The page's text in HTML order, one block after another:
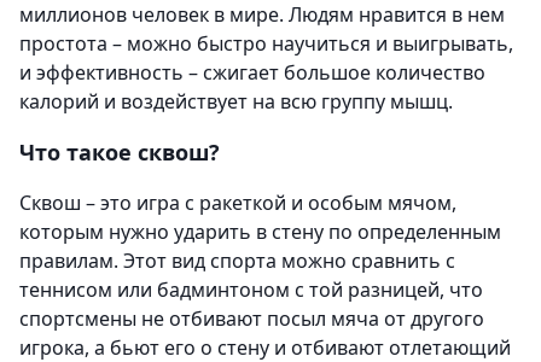
миллионов человек в мире. Людям нравится в нем
простота – можно быстро научиться и выигрывать,
и эффективность – сжигает большое количество
калорий и воздействует на всю группу мышц.
Что такое сквош?
Сквош – это игра с ракеткой и особым мячом,
которым нужно ударить в стену по определенным
правилам. Этот вид спорта можно сравнить с
теннисом или бадминтоном с той разницей, что
спортсмены не отбивают посыл мяча от другого
игрока, а бьют его о стену и отбивают отлетающий